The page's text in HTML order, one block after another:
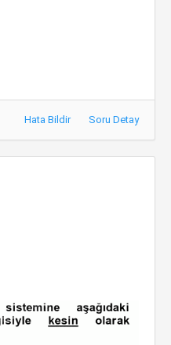
Hata Bildir Soru Detay